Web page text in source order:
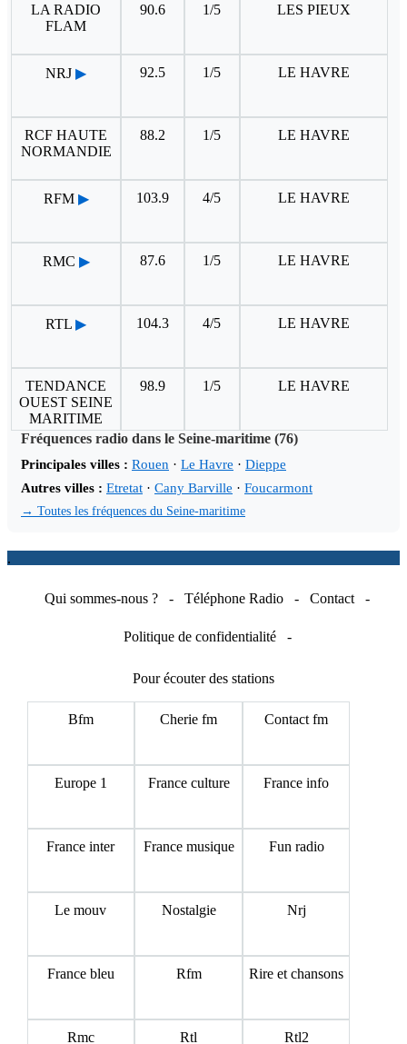
LA RADIO
FLAM
90.6 1/5 LES PIEUX
NRJ ▶ 92.5 1/5 LE HAVRE
RCF HAUTE
NORMANDIE
88.2 1/5 LE HAVRE
RFM ▶ 103.9 4/5 LE HAVRE
RMC ▶ 87.6 1/5 LE HAVRE
RTL ▶ 104.3 4/5 LE HAVRE
TENDANCE
OUEST SEINE
MARITIME
98.9 1/5 LE HAVRE
Fréquences radio dans le Seine-maritime (76)
Principales villes : Rouen · Le Havre · Dieppe
Autres villes : Etretat · Cany Barville · Foucarmont
→ Toutes les fréquences du Seine-maritime
.
Qui sommes-nous ? - Téléphone Radio - Contact -
Politique de confidentialité -
Pour écouter des stations
Bfm Cherie fm Contact fm
Europe 1 France culture France info
France inter France musique Fun radio
Le mouv Nostalgie Nrj
France bleu Rfm Rire et chansons
Rmc Rtl Rtl2